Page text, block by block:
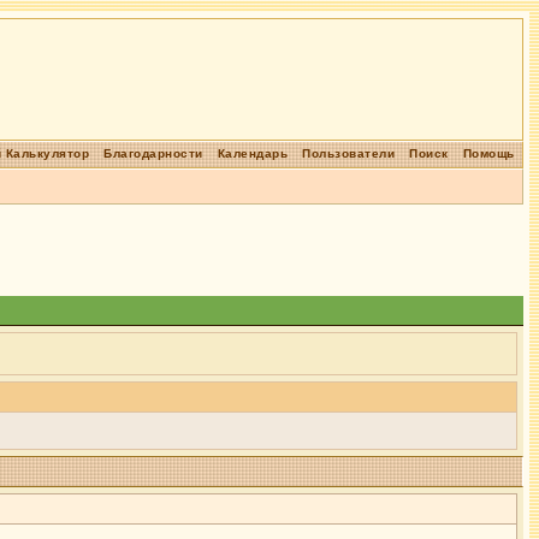
Помощь
Поиск
Пользователи
Календарь
Благодарности